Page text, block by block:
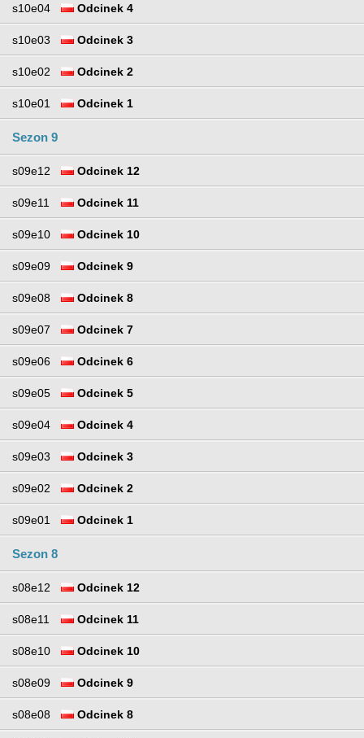
s10e04 Odcinek 4
s10e03 Odcinek 3
s10e02 Odcinek 2
s10e01 Odcinek 1
Sezon 9
s09e12 Odcinek 12
s09e11 Odcinek 11
s09e10 Odcinek 10
s09e09 Odcinek 9
s09e08 Odcinek 8
s09e07 Odcinek 7
s09e06 Odcinek 6
s09e05 Odcinek 5
s09e04 Odcinek 4
s09e03 Odcinek 3
s09e02 Odcinek 2
s09e01 Odcinek 1
Sezon 8
s08e12 Odcinek 12
s08e11 Odcinek 11
s08e10 Odcinek 10
s08e09 Odcinek 9
s08e08 Odcinek 8